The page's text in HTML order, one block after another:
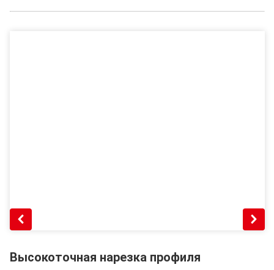
Высокоточная нарезка профиля